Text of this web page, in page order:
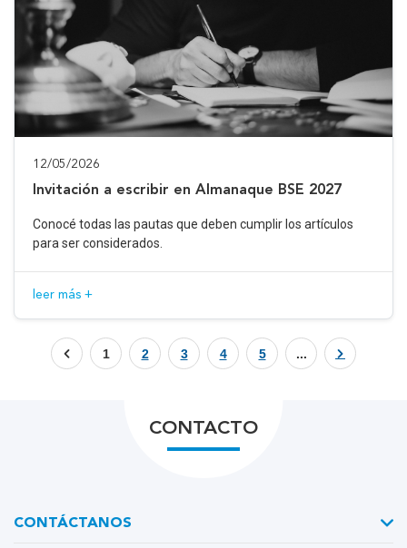
12/05/2026
Invitación a escribir en Almanaque BSE 2027
Conocé todas las pautas que deben cumplir los artículos
para ser considerados.
leer más +
1 2 3 4 5 ...
CONTACTO
CONTÁCTANOS